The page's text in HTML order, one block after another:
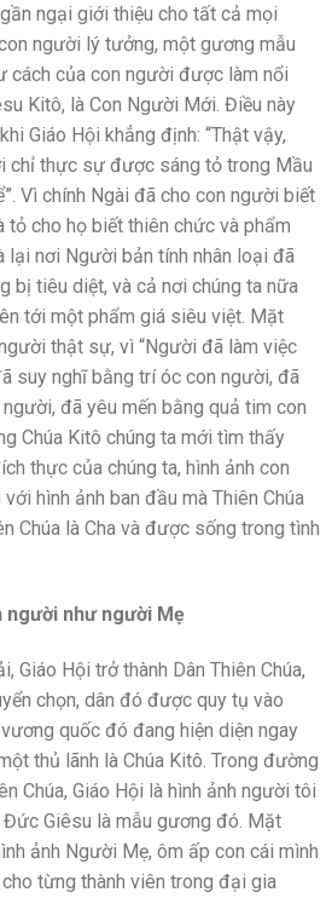
ngại giới thiệu cho tất cả mọi
người lý tưởng, một gương mẫu
cách của con người được làm nổi
Kitô, là Con Người Mới. Điều này
Giáo Hội khẳng định: “Thật vậy,
chỉ thực sự được sáng tỏ trong Mầu
Vì chính Ngài đã cho con người biết
tỏ cho họ biết thiên chức và phẩm
lại nơi Người bản tính nhân loại đã
bị tiêu diệt, và cả nơi chúng ta nữa
tới một phẩm giá siêu việt. Mặt
thật sự, vì “Người đã làm việc
suy nghĩ bằng trí óc con người, đã
đã yêu mến bằng quả tim con
Chúa Kitô chúng ta mới tìm thấy
thực của chúng ta, hình ảnh con
hình ảnh ban đầu mà Thiên Chúa
Chúa là Cha và được sống trong tình
người như người Mẹ
Giáo Hội trở thành Dân Thiên Chúa,
chọn, dân đó được quy tụ vào
quốc đó đang hiện diện ngay
thủ lãnh là Chúa Kitô. Trong đường
Chúa, Giáo Hội là hình ảnh người tôi
Giêsu là mẫu gương đó. Mặt
ảnh Người Mẹ, ôm ấp con cái mình
từng thành viên trong đại gia